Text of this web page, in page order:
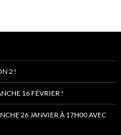
2 !
16 FÉVRIER !
26 JANVIER À 17H00 AVEC